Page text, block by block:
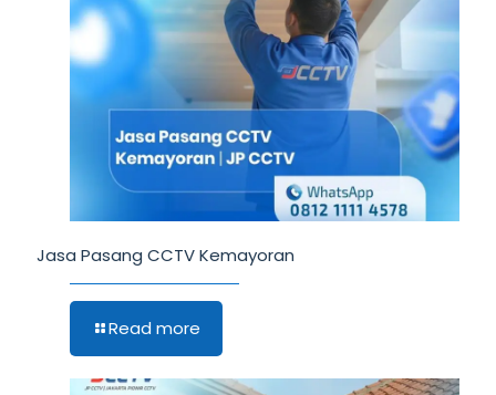
Jasa Pasang CCTV Kemayoran
Read more